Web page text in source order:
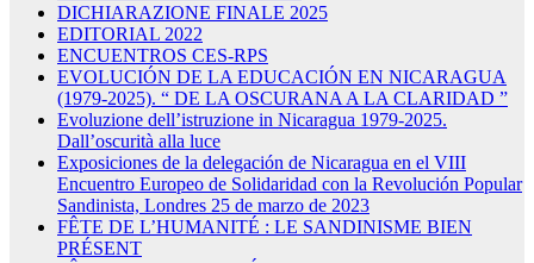
DICHIARAZIONE FINALE 2025
EDITORIAL 2022
ENCUENTROS CES-RPS
EVOLUCIÓN DE LA EDUCACIÓN EN NICARAGUA
(1979-2025). “ DE LA OSCURANA A LA CLARIDAD ”
Evoluzione dell’istruzione in Nicaragua 1979-2025.
Dall’oscurità alla luce
Exposiciones de la delegación de Nicaragua en el VIII
Encuentro Europeo de Solidaridad con la Revolución Popular
Sandinista, Londres 25 de marzo de 2023
FÊTE DE L’HUMANITÉ : LE SANDINISME BIEN
PRÉSENT